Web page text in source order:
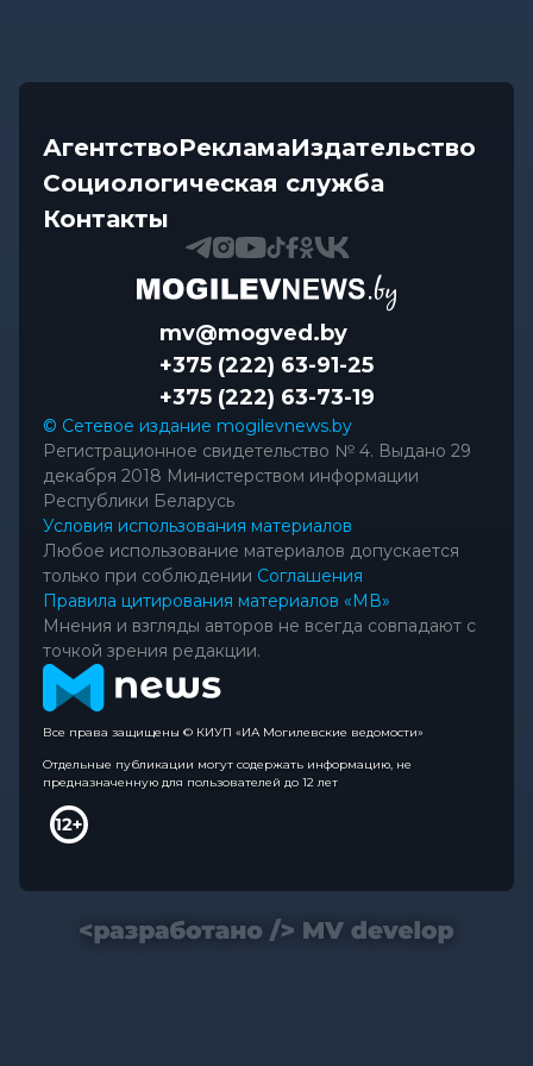
АгентствоРекламаИздательство
Социологическая служба
Контакты
mv@mogved.by
+375 (222) 63-91-25
+375 (222) 63-73-19
© Сетевое издание mogilevnews.by
Регистрационное свидетельство № 4. Выдано 29
декабря 2018 Министерством информации
Республики Беларусь
Условия использования материалов
Любое использование материалов допускается
только при соблюдении Соглашения
Правила цитирования материалов «МВ»
Мнения и взгляды авторов не всегда совпадают с
точкой зрения редакции.
Все права защищены © КИУП «ИА Могилевские ведомости»
Отдельные публикации могут содержать информацию, не
предназначенную для пользователей до 12 лет